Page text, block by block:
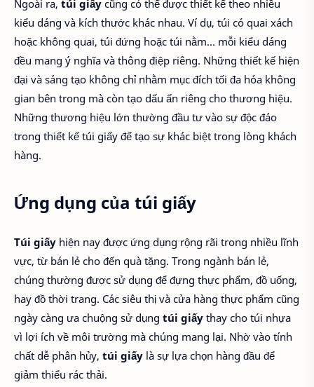
Ngoài ra, túi giấy cũng có thể được thiết kế theo nhiều
kiểu dáng và kích thước khác nhau. Ví dụ, túi có quai xách
hoặc không quai, túi đứng hoặc túi nằm… mỗi kiểu dáng
đều mang ý nghĩa và thông điệp riêng. Những thiết kế hiện
đại và sáng tạo không chỉ nhằm mục đích tối đa hóa không
gian bên trong mà còn tạo dấu ấn riêng cho thương hiệu.
Những thương hiệu lớn thường đầu tư vào sự độc đáo
trong thiết kế túi giấy để tạo sự khác biệt trong lòng khách
hàng.
Ứng dụng của túi giấy
Túi giấy hiện nay được ứng dụng rộng rãi trong nhiều lĩnh
vực, từ bán lẻ cho đến quà tặng. Trong ngành bán lẻ,
chúng thường được sử dụng để đựng thực phẩm, đồ uống,
hay đồ thời trang. Các siêu thị và cửa hàng thực phẩm cũng
ngày càng ưa chuộng sử dụng túi giấy thay cho túi nhựa
vì lợi ích về môi trường mà chúng mang lại. Nhờ vào tính
chất dễ phân hủy, túi giấy là sự lựa chọn hàng đầu để
giảm thiểu rác thải.